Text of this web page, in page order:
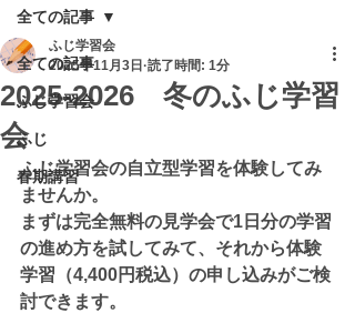
全ての記事
ふじ学習会
ふじ
春期講習
全ての記事
2025-2026 冬のふじ学習
会
ふじ学習会
2025年11月3日 読了時間: 1分
ふじ学習会の自立型学習を体験してみ
ませんか。
まずは完全無料の見学会で1日分の学習
の進め方を試してみて、それから体験
学習（4,400円税込）の申し込みがご検
討できます。